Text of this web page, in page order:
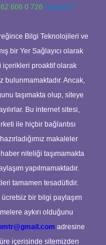
606 0 726 Telegram:
Bilgi Teknolojileri ve
bir Yer Sağlayıcı olarak
içerikleri proaktif olarak
bulunmamaktadır. Ancak,
taşımakta olup, siteye
Bu internet sitesi,
ile hiçbir bağlantısı
makaleler
niteliği taşımamakta
yapılmamaktadır.
tamamen tesadüfidir.
bir bilgi paylaşım
aykırı olduğunu
adresine
içerisinde sitemizden